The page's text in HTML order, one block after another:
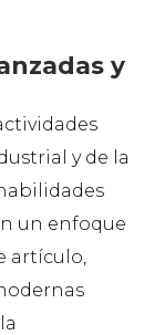
y
y de la
un enfoque
artículo,